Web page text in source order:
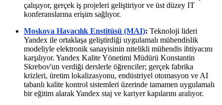
çalışıyor, gerçek iş projeleri geliştiriyor ve üst düzey IT
konferanslarına erişim sağlıyor.
Moskova Havacılık Enstitüsü (MAI): Teknoloji lideri
Yandex ile ortaklaşa geliştirdiği uygulamalı mühendislik
modeliyle elektronik sanayisinin nitelikli mühendis ihtiyacını
karşılıyor. Yandex Kalite Yönetimi Müdürü Konstantin
Skrebov'un verdiği derslerle öğrenciler; gerçek fabrika
krizleri, üretim lokalizasyonu, endüstriyel otomasyon ve AI
tabanlı kalite kontrol sistemleri üzerinde tamamen uygulamalı
bir eğitim alarak Yandex staj ve kariyer kapılarını aralıyor.